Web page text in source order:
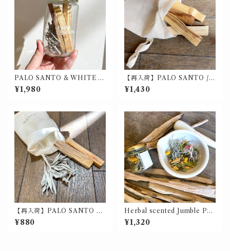
PALO SANTO & WHITE S
AGE / パロサントとホワイト
セージの瓶詰
¥1,980
【再入荷】PALO SANTO /
パロサント サシェ 30g入
¥1,430
【再入荷】PALO SANTO &
WHITE SAGE / パロサント
とホワイトセージ サシェ P15
¥880
Herbal scented Jumble PA
LO SANTO / ハーバルセンテ
ッドジャンブル パロサント
¥1,320